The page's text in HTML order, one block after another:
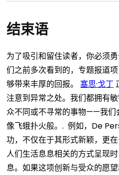
结束语
为了吸引和留住读者，你必须
们之前多次看到的，专题报道
够带来丰厚的回报。 塞思·戈丁
注意到异常之处。我们都拥有
众不同或不寻常的事物——我们
像飞蛾扑火般。. 例如，De
功，不仅在于其形式新颖，更
人们生活息息相关的方式呈现
息。如果这项创新与受众的愿